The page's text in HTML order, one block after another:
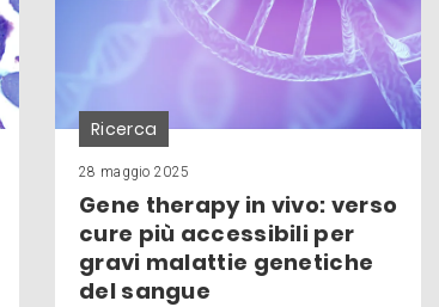
Ricerca
28 maggio 2025
Gene therapy in vivo: verso
cure più accessibili per
gravi malattie genetiche
del sangue